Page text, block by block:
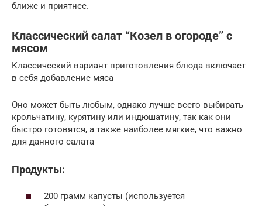
ближе и приятнее.
Классический салат “Козел в огороде” с
мясом
Классический вариант приготовления блюда включает
в себя добавление мяса
Оно может быть любым, однако лучше всего выбирать
крольчатину, курятину или индюшатину, так как они
быстро готовятся, а также наиболее мягкие, что важно
для данного салата
Продукты:
200 грамм капусты (используется